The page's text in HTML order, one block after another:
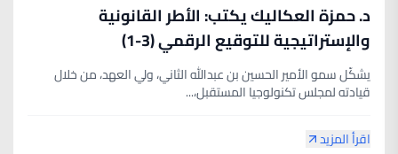
د. حمزة العكاليك يكتب: الأطر القانونية
والإستراتيجية للتوقيع الرقمي (3-1)
يشكّل سمو الأمير الحسين بن عبدالله الثاني، ولي العهد، من خلال
قيادته لمجلس تكنولوجيا المستقبل،...
اقرأ المزيد